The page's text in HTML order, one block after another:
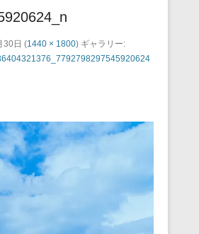
30日 (1440 × 1800) ギャラリー: